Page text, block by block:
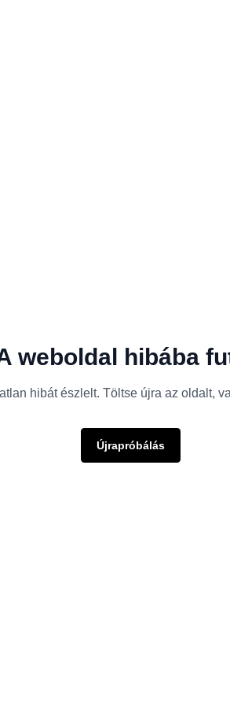
weboldal hibába
hibát észlelt. Töltse újra az oldalt,
Újrapróbálás